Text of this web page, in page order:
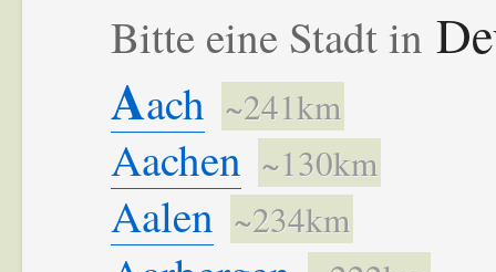
Bitte eine Stadt in
Aach ~241km
Aachen ~130km
Aalen ~234km